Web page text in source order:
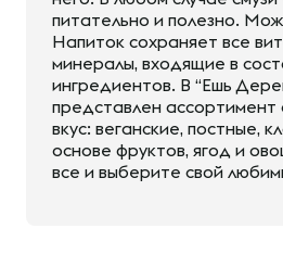
питательно и полезно.
Напиток сохраняет все
минералы, входящие в
ингредиентов. В “Ешь
представлен ассортимент
вкус: веганские, постные,
основе фруктов, ягод и
все и выберите свой